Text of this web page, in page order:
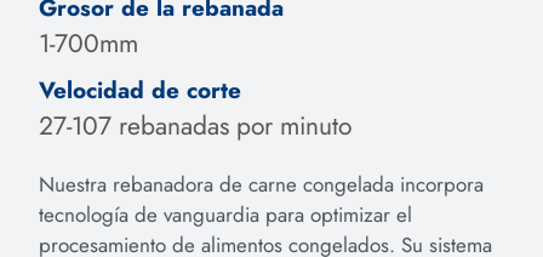
1-700mm
Velocidad de corte
27-107 rebanadas por minuto
Nuestra rebanadora de carne congelada incorpora
tecnología de vanguardia para optimizar el
procesamiento de alimentos congelados. Su sistema